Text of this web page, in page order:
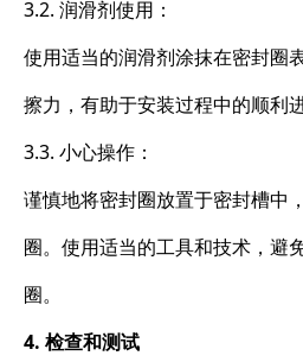
3.2. 润滑剂使用：
使用适当的润滑剂涂抹在密封圈
擦力，有助于安装过程中的顺利进
3.3. 小心操作：
谨慎地将密封圈放置于密封槽中
圈。使用适当的工具和技术，避
圈。
4. 检查和测试